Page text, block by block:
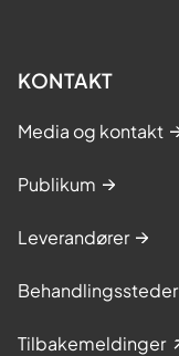
KONTAKT
Media og kontakt
Publikum
Leverandører
Behandlingssteder
Tilbakemeldinger